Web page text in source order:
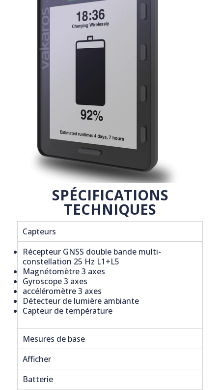
SPÉCIFICATIONS
TECHNIQUES
Capteurs
Récepteur GNSS double bande multi-
constellation 25 Hz L1+L5
Magnétomètre 3 axes
Gyroscope 3 axes
accéléromètre 3 axes
Détecteur de lumière ambiante
Capteur de température
Mesures de base
Afficher
Batterie